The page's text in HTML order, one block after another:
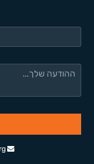
editor@breslev.org